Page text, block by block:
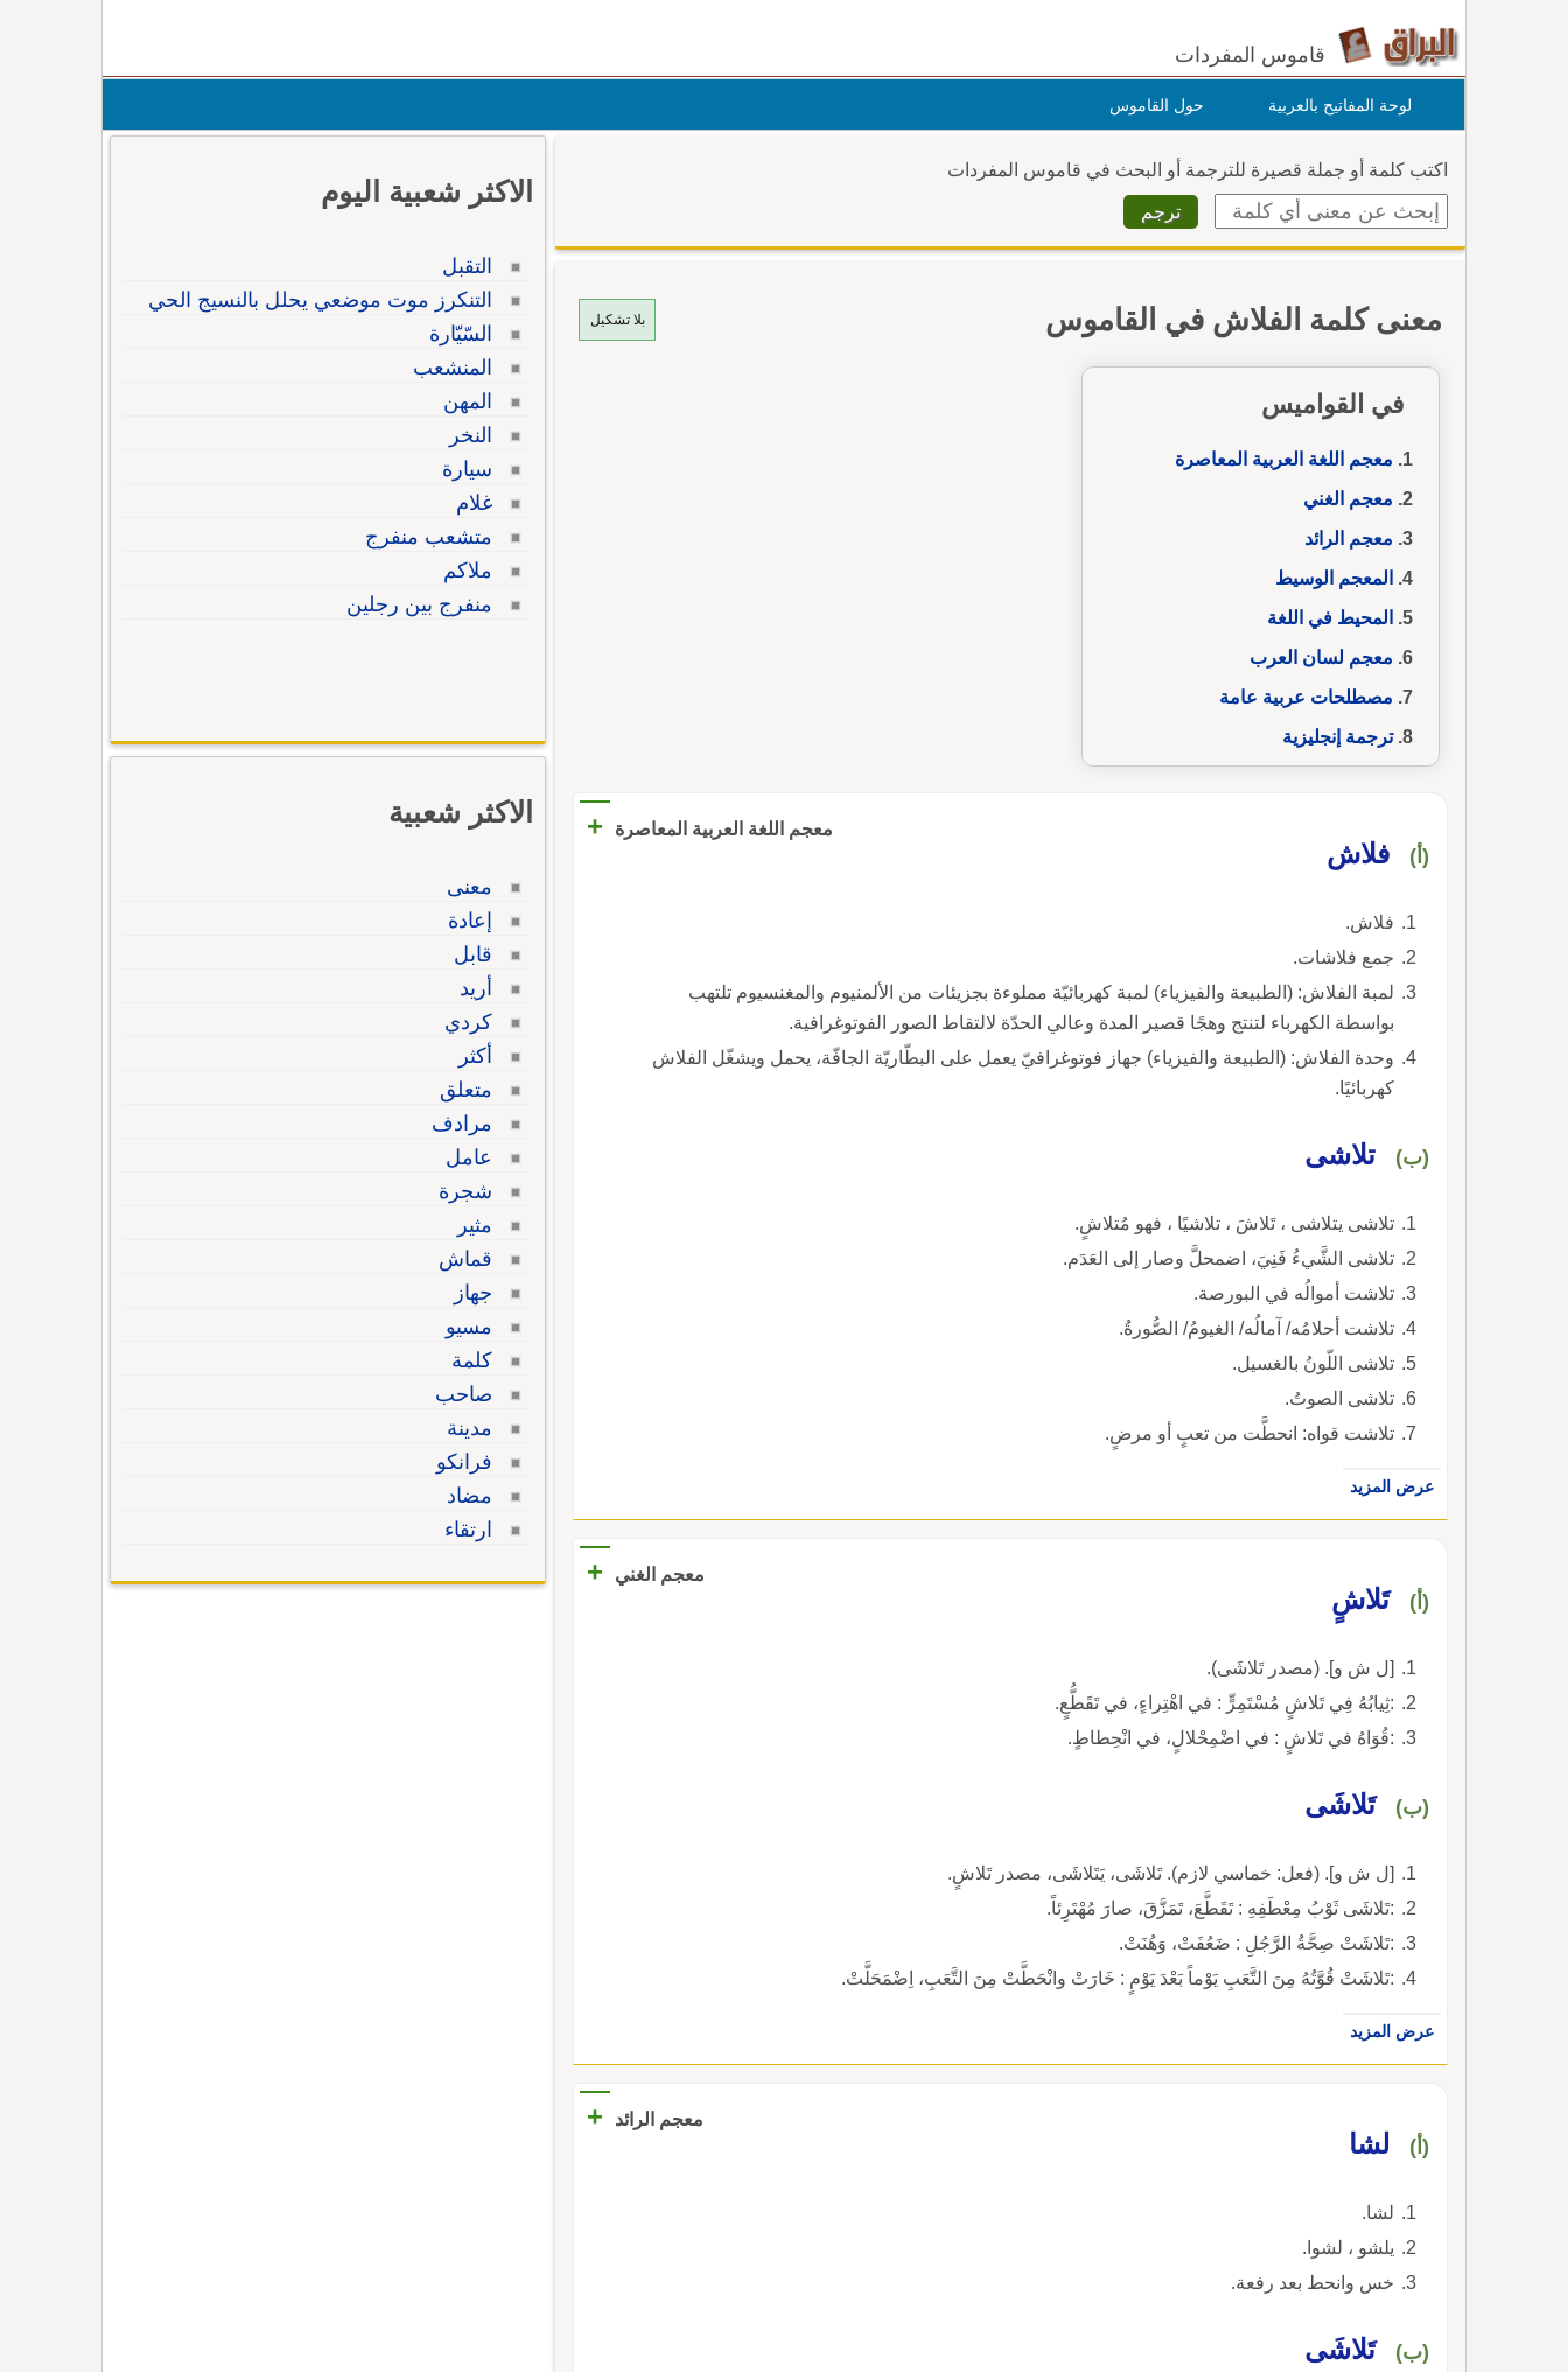
قاموس المفردات
لوحة المفاتيح بالعربية حول القاموس
اكتب كلمة أو جملة قصيرة للترجمة أو البحث في قاموس المفردات
بلا تشكيل معنى كلمة الفلاش في القاموس
في القواميس
معجم اللغة العربية المعاصرة
معجم الغني
معجم الرائد
المعجم الوسيط
المحيط في اللغة
معجم لسان العرب
مصطلحات عربية عامة
ترجمة إنجليزية
معجم اللغة العربية المعاصرة +
(أ) فلاش
فلاش.
جمع فلاشات.
لمبة الفلاش: (الطبيعة والفيزياء) لمبة كهربائيّة مملوءة بجزيئات من الألمنيوم والمغنسيوم تلتهب
بواسطة الكهرباء لتنتج وهجًا قصير المدة وعالي الحدّة لالتقاط الصور الفوتوغرافية.
وحدة الفلاش: (الطبيعة والفيزياء) جهاز فوتوغرافيّ يعمل على البطّاريّة الجافّة، يحمل ويشغّل الفلاش
كهربائيًا.
(ب) تلاشى
تلاشى يتلاشى ، تَلاشَ ، تلاشيًا ، فهو مُتلاشٍ.
تلاشى الشَّيءُ فَنِيَ، اضمحلَّ وصار إلى العَدَم.
تلاشت أموالُه في البورصة.
تلاشت أحلامُه/ آمالُه/ الغيومُ/ الصُّورةُ.
تلاشى اللّونُ بالغسيل.
تلاشى الصوتُ.
تلاشت قواه: انحطَّت من تعبٍ أو مرضٍ.
عرض المزيد
معجم الغني +
(أ) تَلاشٍ
[ل ش و]. (مصدر تَلاشَى).
:ثِيابُهُ فِي تَلاشٍ مُسْتَمِرٍّ : في اهْتِراءٍ، في تَقَطُّعٍ.
:قُوَاهُ في تَلاشٍ : في اضْمِحْلالٍ، في انْحِطاطٍ.
(ب) تَلاشَى
[ل ش و]. (فعل: خماسي لازم). تَلاشَى، يَتَلاشَى، مصدر تَلاشٍ.
:تَلاشَى ثَوْبُ مِعْطَفِهِ : تَقَطَّعَ، تَمَزَّقَ، صارَ مُهْتَرِئاً.
:تَلاشَتْ صِحَّةُ الرَّجُلِ : ضَعُفَتْ، وَهُنَتْ.
:تَلاشَتْ قُوَّتُهُ مِنَ التَّعَبِ يَوْماً بَعْدَ يَوْمٍ : خَارَتْ وانْحَطَّتْ مِنَ التَّعَبِ، اِضْمَحَلَّتْ.
عرض المزيد
معجم الرائد +
(أ) لشا
لشا.
يلشو ، لشوا.
خس وانحط بعد رفعة.
(ب) تَلاشَى
الاكثر شعبية اليوم
التقبل
التنكرز موت موضعي يحلل بالنسيج الحي
السّيّارة
المنشعب
المهن
النخر
سيارة
غلام
متشعب منفرج
ملاكم
منفرج بين رجلين
الاكثر شعبية
معنى
إعادة
قابل
أريد
كردي
أكثر
متعلق
مرادف
عامل
شجرة
مثير
قماش
جهاز
مسيو
كلمة
صاحب
مدينة
فرانكو
مضاد
ارتقاء